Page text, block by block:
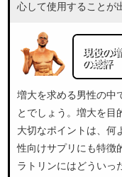
心して使用することが
現役の
の総評
増大を求める男性の中
とでしょう。増大を目
大切なポイントは、何
性向けサプリにも特徴
ラトリンにはどういっ